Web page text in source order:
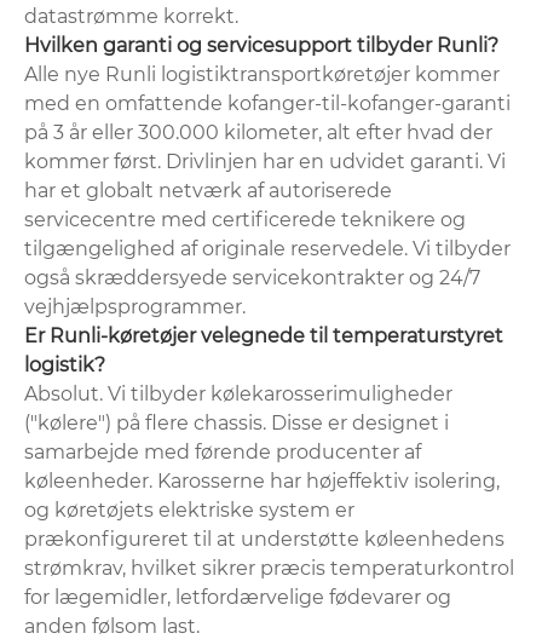
datastrømme korrekt.
Hvilken garanti og servicesupport tilbyder Runli?
Alle nye Runli logistiktransportkøretøjer kommer
med en omfattende kofanger-til-kofanger-garanti
på 3 år eller 300.000 kilometer, alt efter hvad der
kommer først. Drivlinjen har en udvidet garanti. Vi
har et globalt netværk af autoriserede
servicecentre med certificerede teknikere og
tilgængelighed af originale reservedele. Vi tilbyder
også skræddersyede servicekontrakter og 24/7
vejhjælpsprogrammer.
Er Runli-køretøjer velegnede til temperaturstyret
logistik?
Absolut. Vi tilbyder kølekarosserimuligheder
("kølere") på flere chassis. Disse er designet i
samarbejde med førende producenter af
køleenheder. Karosserne har højeffektiv isolering,
og køretøjets elektriske system er
prækonfigureret til at understøtte køleenhedens
strømkrav, hvilket sikrer præcis temperaturkontrol
for lægemidler, letfordærvelige fødevarer og
anden følsom last.